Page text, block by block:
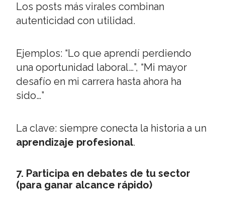
Los posts más virales combinan
autenticidad con utilidad.
Ejemplos: “Lo que aprendí perdiendo
una oportunidad laboral…”, “Mi mayor
desafío en mi carrera hasta ahora ha
sido…”
La clave: siempre conecta la historia a un
aprendizaje profesional.
7. Participa en debates de tu sector
(para ganar alcance rápido)